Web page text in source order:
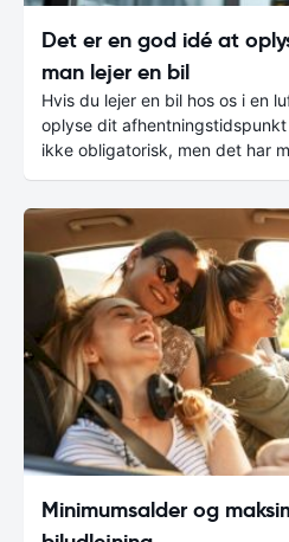
Det er en god idé at
man lejer en bil
Hvis du lejer en bil hos os i en
oplyse dit
ikke obligatorisk, men det har
Minimumsalder og